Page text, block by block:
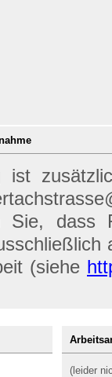
ist
Sie, dass
(siehe
(leider